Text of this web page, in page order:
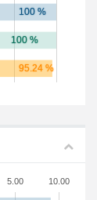
5.00 10.00